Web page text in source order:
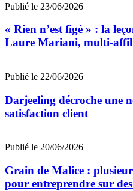
Publié le 23/06/2026
« Rien n’est figé » : la
Laure Mariani, multi-
Publié le 22/06/2026
Darjeeling décroche une
satisfaction client
Publié le 20/06/2026
Grain de Malice :
pour entreprendre sur des